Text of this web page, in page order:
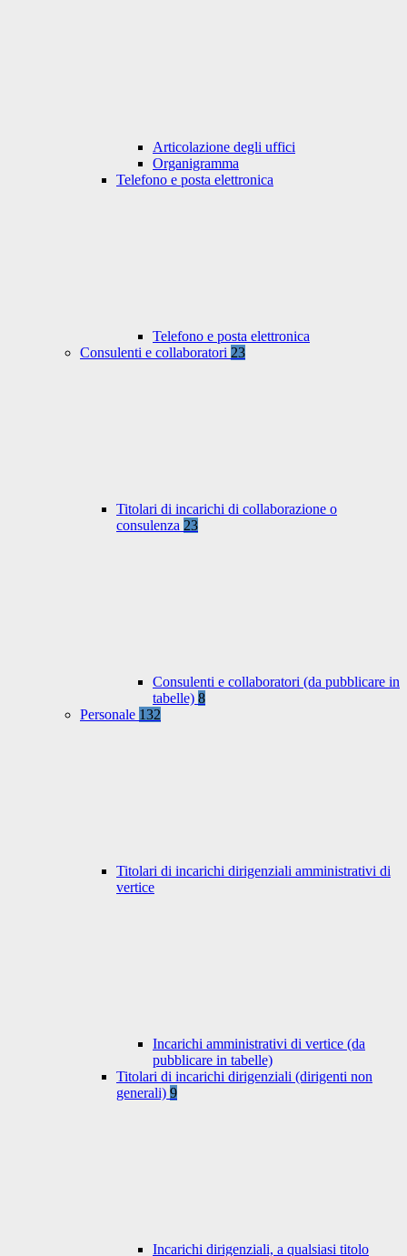
Articolazione degli uffici
Organigramma
Telefono e posta elettronica
Telefono e posta elettronica
Consulenti e collaboratori 23
Titolari di incarichi di collaborazione o
consulenza 23
Consulenti e collaboratori (da pubblicare in
tabelle) 8
Personale 132
Titolari di incarichi dirigenziali amministrativi di
vertice
Incarichi amministrativi di vertice (da
pubblicare in tabelle)
Titolari di incarichi dirigenziali (dirigenti non
generali) 9
Incarichi dirigenziali, a qualsiasi titolo